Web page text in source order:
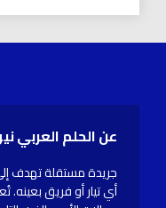
عن الحلم العربي
جريدة مستقلة تهدف إلى
أي تيار أو فريق